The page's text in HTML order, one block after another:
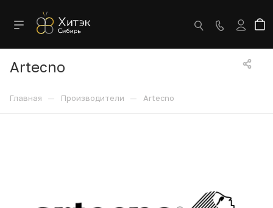
Artecno
Главная — Производители — Artecno